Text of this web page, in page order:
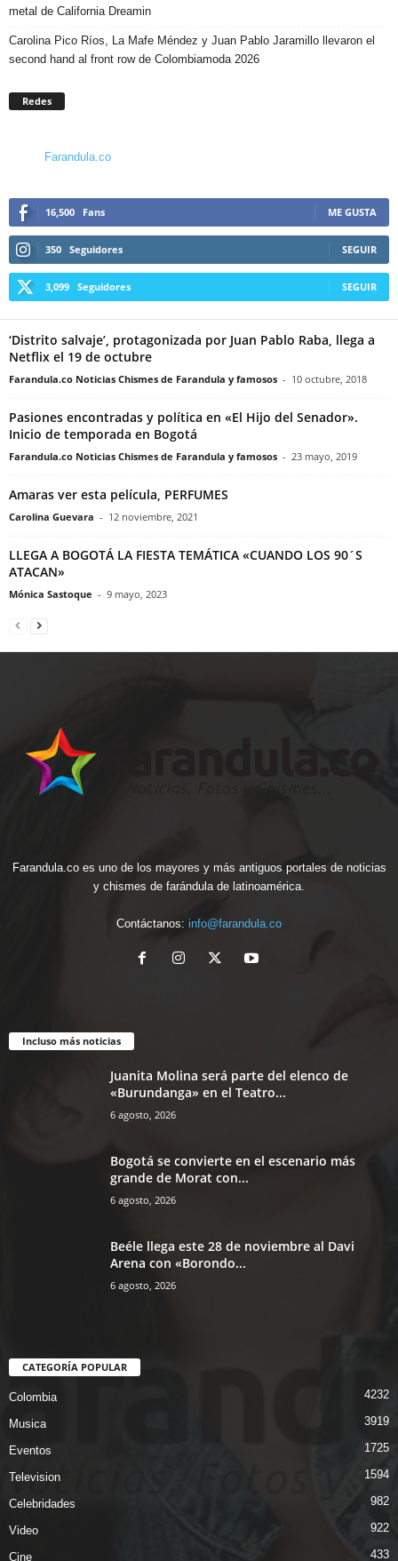
metal de California Dreamin
Carolina Pico Ríos, La Mafe Méndez y Juan Pablo Jaramillo llevaron el
second hand al front row de Colombiamoda 2026
Redes
Farandula.co
16,500 Fans ME GUSTA
350 Seguidores SEGUIR
3,099 Seguidores SEGUIR
‘Distrito salvaje’, protagonizada por Juan Pablo Raba, llega a
Netflix el 19 de octubre
Farandula.co Noticias Chismes de Farandula y famosos - 10 octubre, 2018
Pasiones encontradas y política en «El Hijo del Senador».
Inicio de temporada en Bogotá
Farandula.co Noticias Chismes de Farandula y famosos - 23 mayo, 2019
Amaras ver esta película, PERFUMES
Carolina Guevara - 12 noviembre, 2021
LLEGA A BOGOTÁ LA FIESTA TEMÁTICA «CUANDO LOS 90´S
ATACAN»
Mónica Sastoque - 9 mayo, 2023
Farandula.co es uno de los mayores y más antiguos portales de noticias
y chismes de farándula de latinoamérica.
Contáctanos: info@farandula.co
Incluso más noticias
Juanita Molina será parte del elenco de
«Burundanga» en el Teatro...
6 agosto, 2026
Bogotá se convierte en el escenario más
grande de Morat con...
6 agosto, 2026
Beéle llega este 28 de noviembre al Davi
Arena con «Borondo...
6 agosto, 2026
CATEGORÍA POPULAR
Colombia 4232
Musica 3919
Eventos 1725
Television 1594
Celebridades 982
Video 922
Cine 433